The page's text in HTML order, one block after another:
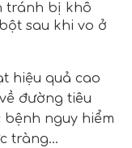
tránh bị khô
sau khi vo ở
hiệu quả cao
đường tiêu
nguy hiểm
tràng…